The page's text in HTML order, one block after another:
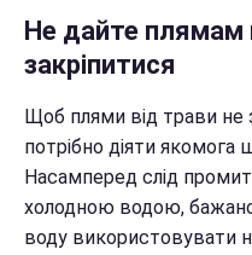
Не дайте плямам
закріпитися
Щоб плями від трави не
потрібно діяти якомога
Насамперед слід
холодною водою,
воду використовувати